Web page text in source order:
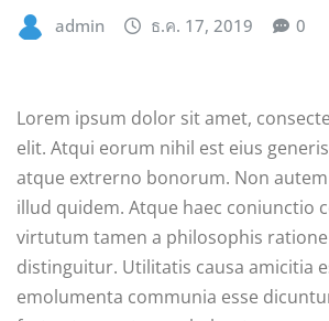
admin ธ.ค. 17, 2019 0
Lorem ipsum dolor sit amet,
elit. Atqui eorum nihil est eius
atque extrerno bonorum. Non
illud quidem. Atque haec coniunctio
virtutum tamen a philosophis
distinguitur. Utilitatis causa amicitia
emolumenta communia esse